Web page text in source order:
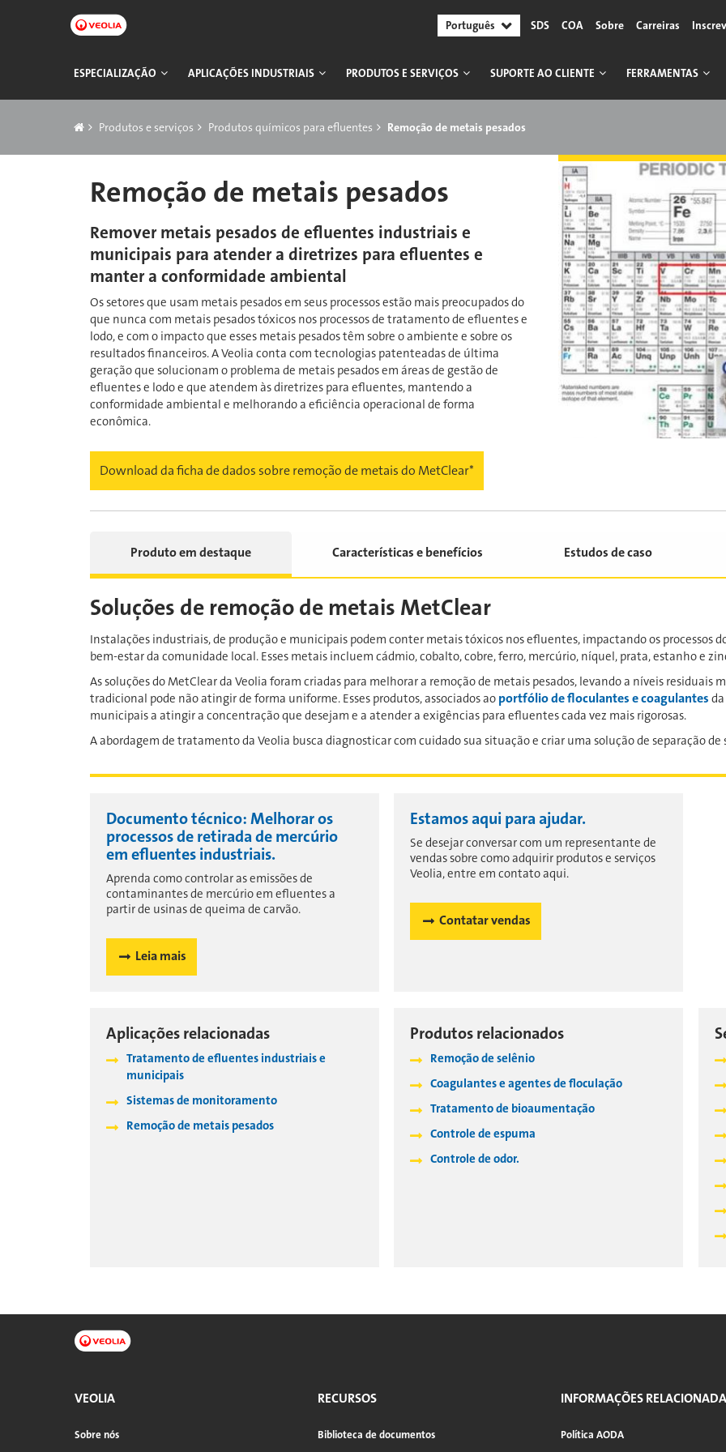
Português SDS COA Sobre Carreiras
Navegação
principal
ESPECIALIZAÇÃO APLICAÇÕES INDUSTRIAIS PRODUTOS E SERVIÇOS SUPORTE AO CLIENTE FERRAMENTAS
Produtos e serviços Produtos químicos para efluentes Remoção de metais pesados
Remoção de metais pesados
Remover metais pesados de efluentes industriais e
municipais para atender a diretrizes para efluentes e
manter a conformidade ambiental
Os setores que usam metais pesados em seus processos estão mais preocupados do
que nunca com metais pesados tóxicos nos processos de tratamento de efluentes e
lodo, e com o impacto que esses metais pesados têm sobre o ambiente e sobre os
resultados financeiros. A Veolia conta com tecnologias patenteadas de última
geração que solucionam o problema de metais pesados em áreas de gestão de
efluentes e lodo e que atendem às diretrizes para efluentes, mantendo a
conformidade ambiental e melhorando a eficiência operacional de forma
econômica.
Download da ficha de dados sobre remoção de metais do MetClear*
Produto em destaque Características e benefícios Estudos de caso
Soluções de remoção de metais MetClear
Instalações industriais, de produção e municipais podem conter metais tóxicos nos efluentes, impactando os processos
bem-estar da comunidade local. Esses metais incluem cádmio, cobalto, cobre, ferro, mercúrio, níquel, prata, estanho e
As soluções do MetClear da Veolia foram criadas para melhorar a remoção de metais pesados, levando a níveis residuais
tradicional pode não atingir de forma uniforme. Esses produtos, associados ao portfólio de floculantes e coagulantes
municipais a atingir a concentração que desejam e a atender a exigências para efluentes cada vez mais rigorosas.
A abordagem de tratamento da Veolia busca diagnosticar com cuidado sua situação e criar uma solução de separação
Documento técnico: Melhorar os
processos de retirada de mercúrio
em efluentes industriais.
Aprenda como controlar as emissões de
contaminantes de mercúrio em efluentes a
partir de usinas de queima de carvão.
Leia mais
Estamos aqui para ajudar.
Se desejar conversar com um representante de
vendas sobre como adquirir produtos e serviços
Veolia, entre em contato aqui.
Contatar vendas
Aplicações relacionadas
Tratamento de efluentes industriais e
municipais
Sistemas de monitoramento
Remoção de metais pesados
Produtos relacionados
Remoção de selênio
Coagulantes e agentes de floculação
Tratamento de bioaumentação
Controle de espuma
Controle de odor.
VEOLIA
Sobre nós
RECURSOS
Biblioteca de documentos
INFORMAÇÕES
Política AODA